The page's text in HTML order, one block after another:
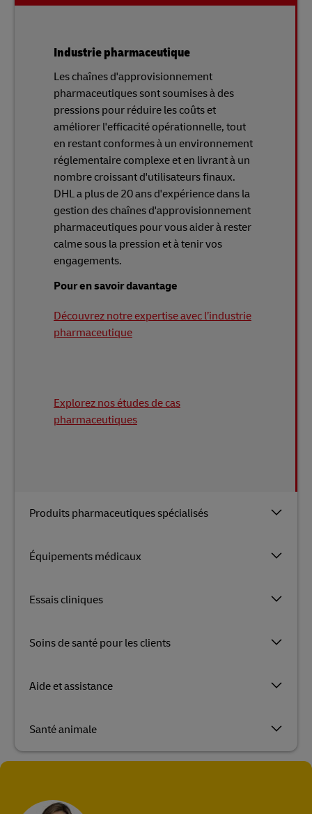
Produits pharmaceutiques spécialisés
Équipements médicaux
Essais cliniques
Soins de santé pour les clients
Aide et assistance
Santé animale
Industrie pharmaceutique
Les chaînes d'approvisionnement
pharmaceutiques sont soumises à des
pressions pour réduire les coûts et
améliorer l'efficacité opérationnelle, tout
en restant conformes à un environnement
réglementaire complexe et en livrant à un
nombre croissant d'utilisateurs finaux.
DHL a plus de 20 ans d'expérience dans la
gestion des chaînes d'approvisionnement
pharmaceutiques pour vous aider à rester
calme sous la pression et à tenir vos
engagements.
Pour en savoir davantage
Découvrez notre expertise avec l’industrie
pharmaceutique
Explorez nos études de cas
pharmaceutiques